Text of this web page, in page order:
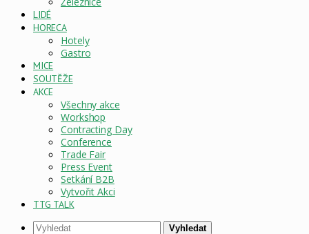
LIDÉ
HORECA
Hotely
Gastro
MICE
SOUTĚŽE
AKCE
Všechny akce
Workshop
Contracting Day
Conference
Trade Fair
Press Event
Setkání B2B
Vytvořit Akci
TTG TALK
Vyhledat